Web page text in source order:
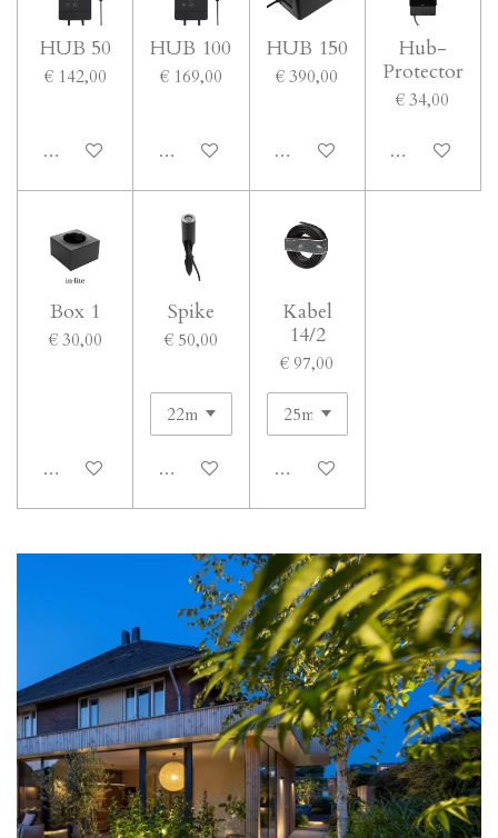
HUB 50
€ 142,00
In winkelwagen
HUB 100
€ 169,00
In winkelwagen
HUB 150
€ 390,00
In winkelwagen
Hub-
Protector
€ 34,00
In
Box 1
€ 30,00
In winkelwagen
Spike
€ 50,00
In winkelwagen
Kabel
14/2
€ 97,00
In winkelwagen